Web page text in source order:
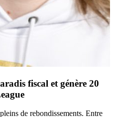
fiscal et génère 20
de rebondissements. Entre